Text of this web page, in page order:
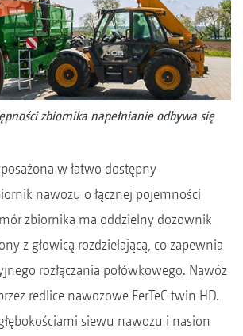
zbiornika napełnianie odbywa się
w łatwo dostępny
nawozu o łącznej pojemności
zbiornika ma oddzielny dozownik
z głowicą rozdzielającą, co zapewnia
rozłączania połówkowego. Nawóz
redlice nawozowe FerTeC twin HD.
siewu nawozu i nasion